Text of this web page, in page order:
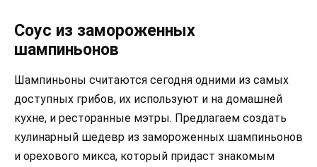
Соус из замороженных
шампиньонов
Шампиньоны считаются сегодня одними из самых
доступных грибов, их используют и на домашней
кухне, и ресторанные мэтры. Предлагаем создать
кулинарный шедевр из замороженных шампиньонов
и орехового микса, который придаст знакомым